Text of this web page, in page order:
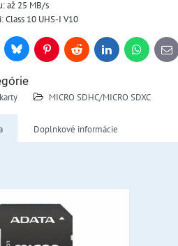
až 25 MB/s
Class 10 UHS-I V10
BlueskyPinterestReddit LinkedInWhatsApp
E-
mail
MICRO SDHC/MICRO SDXC
Doplnkové informácie